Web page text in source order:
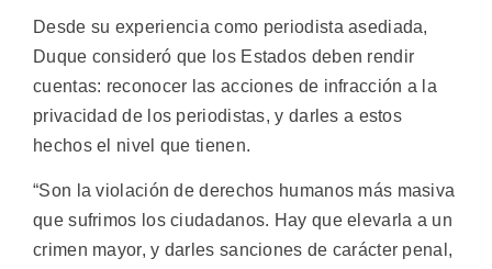
Desde su experiencia como periodista asediada,
Duque consideró que los Estados deben rendir
cuentas: reconocer las acciones de infracción a la
privacidad de los periodistas, y darles a estos
hechos el nivel que tienen.
“Son la violación de derechos humanos más masiva
que sufrimos los ciudadanos. Hay que elevarla a un
crimen mayor, y darles sanciones de carácter penal,